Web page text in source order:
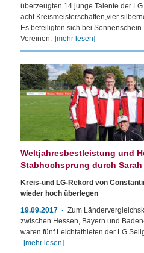
überzeugten 14 junge Talente der
acht Kreismeisterschaften,vier
Es beteiligten sich bei
Vereinen. [mehr lesen]
Weltjahresbestleistung und
Stabhochsprung durch Sarah
Kreis-und LG-Rekord von
wieder hoch überlegen
19.09.2017
Zum
zwischen Hessen, Bayern und
waren fünf Leichtathleten der LG
[mehr lesen]